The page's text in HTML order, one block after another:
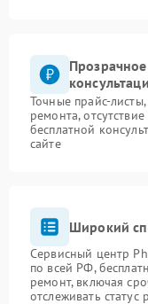
Точные прайс-
ремонта,
бесплатной
сайте
Широкий
Сервисный центр
по всей РФ,
ремонт, включая
отслеживать